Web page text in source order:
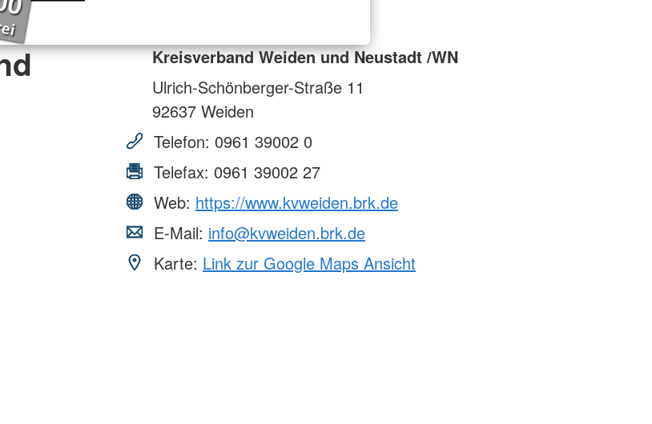
Kreisverband Weiden und Neustadt /WN
Ulrich-Schönberger-Straße 11
92637 Weiden
Telefon: 0961 39002 0
Telefax: 0961 39002 27
Web: https://www.kvweiden.brk.de
E-Mail: info@kvweiden.brk.de
Karte: Link zur Google Maps Ansicht